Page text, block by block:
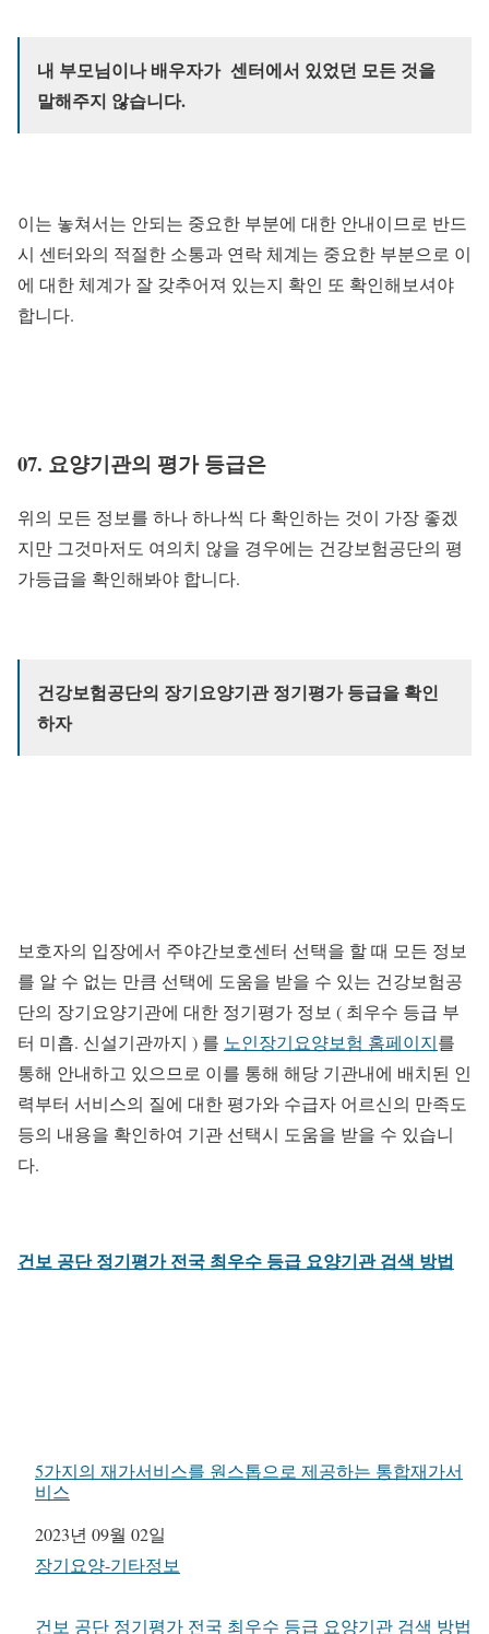
내 부모님이나 배우자가 센터에서 있었던 모든 것을
말해주지 않습니다.
이는 놓쳐서는 안되는 중요한 부분에 대한 안내이므로 반드
시 센터와의 적절한 소통과 연락 체계는 중요한 부분으로 이
에 대한 체계가 잘 갖추어져 있는지 확인 또 확인해보셔야
합니다.
07. 요양기관의 평가 등급은
위의 모든 정보를 하나 하나씩 다 확인하는 것이 가장 좋겠
지만 그것마저도 여의치 않을 경우에는 건강보험공단의 평
가등급을 확인해봐야 합니다.
건강보험공단의 장기요양기관 정기평가 등급을 확인
하자
보호자의 입장에서 주야간보호센터 선택을 할 때 모든 정보
를 알 수 없는 만큼 선택에 도움을 받을 수 있는 건강보험공
단의 장기요양기관에 대한 정기평가 정보 ( 최우수 등급 부
터 미흡. 신설기관까지 ) 를 노인장기요양보험 홈페이지를
통해 안내하고 있으므로 이를 통해 해당 기관내에 배치된 인
력부터 서비스의 질에 대한 평가와 수급자 어르신의 만족도
등의 내용을 확인하여 기관 선택시 도움을 받을 수 있습니
다.
건보 공단 정기평가 전국 최우수 등급 요양기관 검색 방법
5가지의 재가서비스를 원스톱으로 제공하는 통합재가서
비스
일자
2023년 09월 02일
관련 항목
장기요양-기타정보
건보 공단 정기평가 전국 최우수 등급 요양기관 검색 방법